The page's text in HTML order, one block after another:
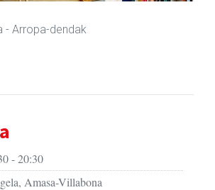
- Armategia
- 20:30
Amasa-Villabona